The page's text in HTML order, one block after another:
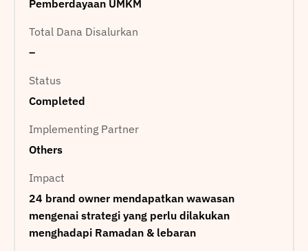
Pemberdayaan UMKM
Total Dana Disalurkan
–
Status
Completed
Implementing Partner
Others
Impact
24 brand owner mendapatkan wawasan
mengenai strategi yang perlu dilakukan
menghadapi Ramadan & lebaran